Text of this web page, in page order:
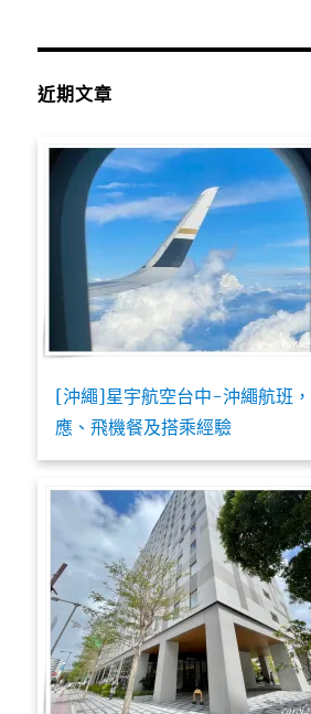
近期文章
[沖繩]星宇航空台中-沖繩航班
應、飛機餐及搭乘經驗